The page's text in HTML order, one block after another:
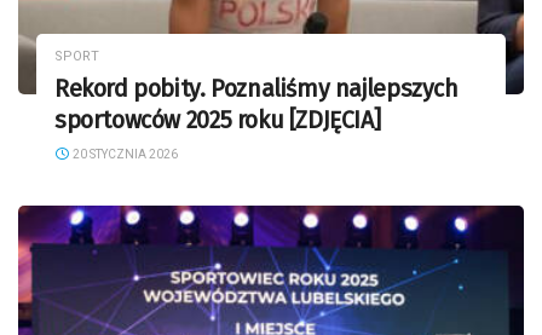
SPORT
Rekord pobity. Poznaliśmy najlepszych
sportowców 2025 roku [ZDJĘCIA]
20 STYCZNIA 2026